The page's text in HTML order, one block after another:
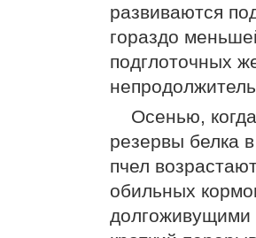
развиваются
гораздо
подглоточных
Осенью,
резервы белка
пчел
обильных
долгоживущими